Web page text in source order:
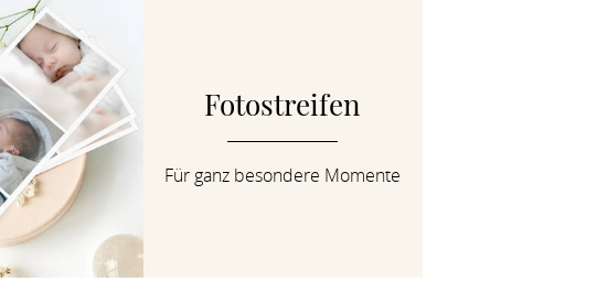
Fotostreifen
Für ganz besondere Momente